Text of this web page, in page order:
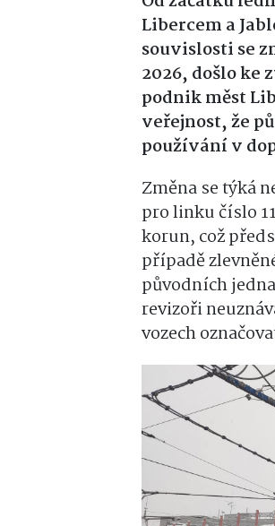
Libercem a
souvislosti se
2026, došlo ke
podnik měst
veřejnost, že
používání v
Změna se týká
pro linku číslo
korun, což
případě
původních
revizoři
vozech